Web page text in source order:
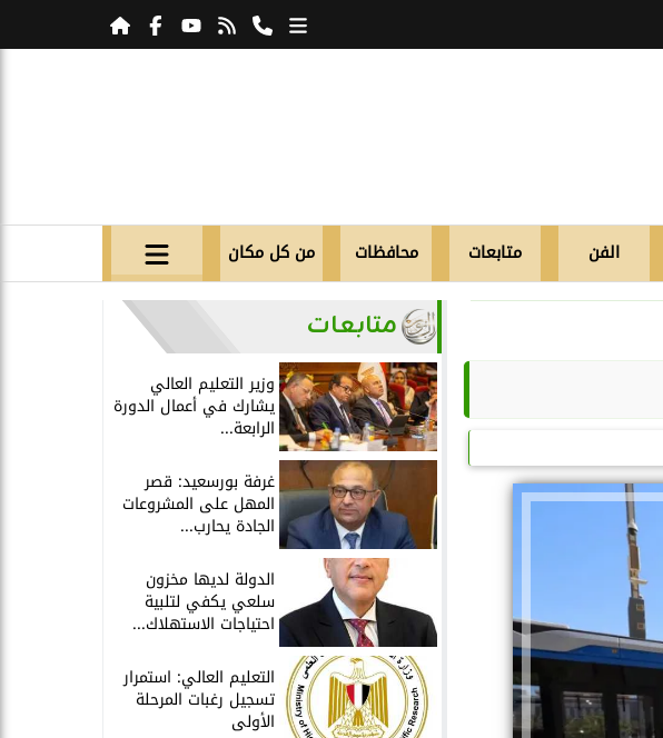
الفن متابعات محافظات من كل مكان
متابعات
وزير التعليم العالي
يشارك في أعمال الدورة
الرابعة...
غرفة بورسعيد: قصر
المهل على المشروعات
الجادة يحارب...
الدولة لديها مخزون
سلعي يكفي لتلبية
احتياجات الاستهلاك...
التعليم العالي: استمرار
تسجيل رغبات المرحلة
الأولى